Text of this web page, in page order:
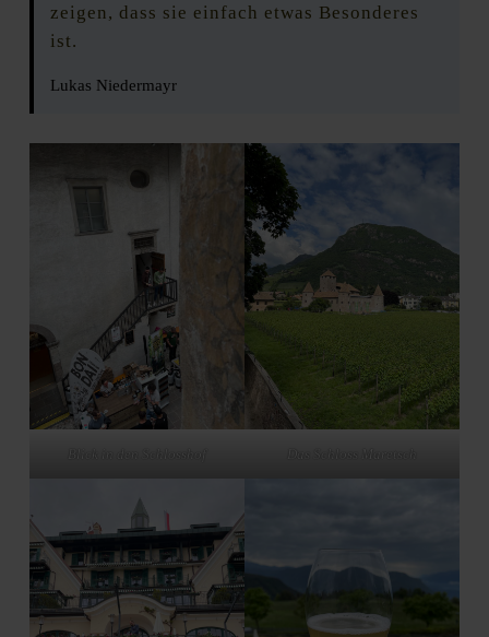
zeigen, dass sie einfach etwas Besonderes
ist.
Lukas Niedermayr
Blick in den Schlosshof Das Schloss Maretsch